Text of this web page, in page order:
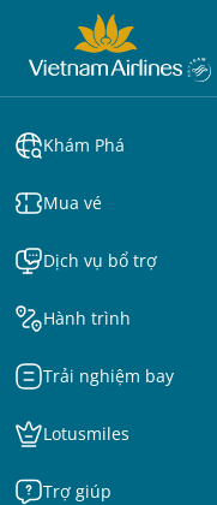
Khám Phá
Mua vé
Dịch vụ bổ trợ
Hành trình
Trải nghiệm bay
Lotusmiles
Trợ giúp